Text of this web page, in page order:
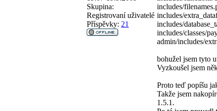
Skupina:
Registrovaní uživatelé
Příspěvky: 21
includes/
includes/
includes/
includes/classes/
admin/includes/
bohužel jsem tyto
Vyzkoušel jsem
Proto teď popíšu
Takže jsem
1.5.1.